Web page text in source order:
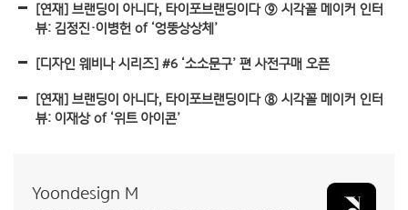
[연재] 브랜딩이 아니다, 타이포브랜딩이다 ⑨ 시각꼴 메이커 인터
뷰: 김정진·이병헌 of ‘엉뚱상상체’
[디자인 웨비나 시리즈] #6 ‘소소문구’ 편 사전구매 오픈
[연재] 브랜딩이 아니다, 타이포브랜딩이다 ⑧ 시각꼴 메이커 인터
뷰: 이재상 of ‘위트 아이콘’
Yoondesign M